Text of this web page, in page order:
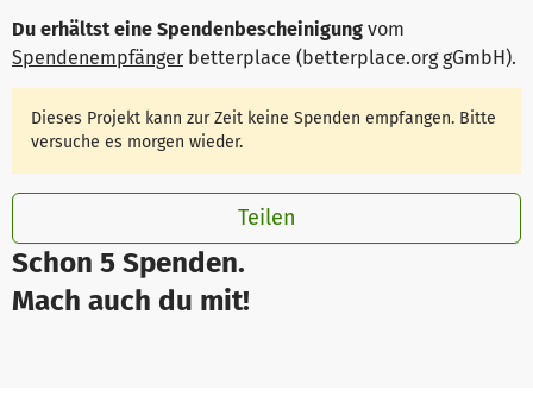
Schon 5 Spenden.
Mach auch du mit!
Du erhältst eine Spendenbescheinigung vom
Spendenempfänger betterplace (betterplace.org gGmbH).
Dieses Projekt kann zur Zeit keine Spenden empfangen. Bitte
versuche es morgen wieder.
Teilen